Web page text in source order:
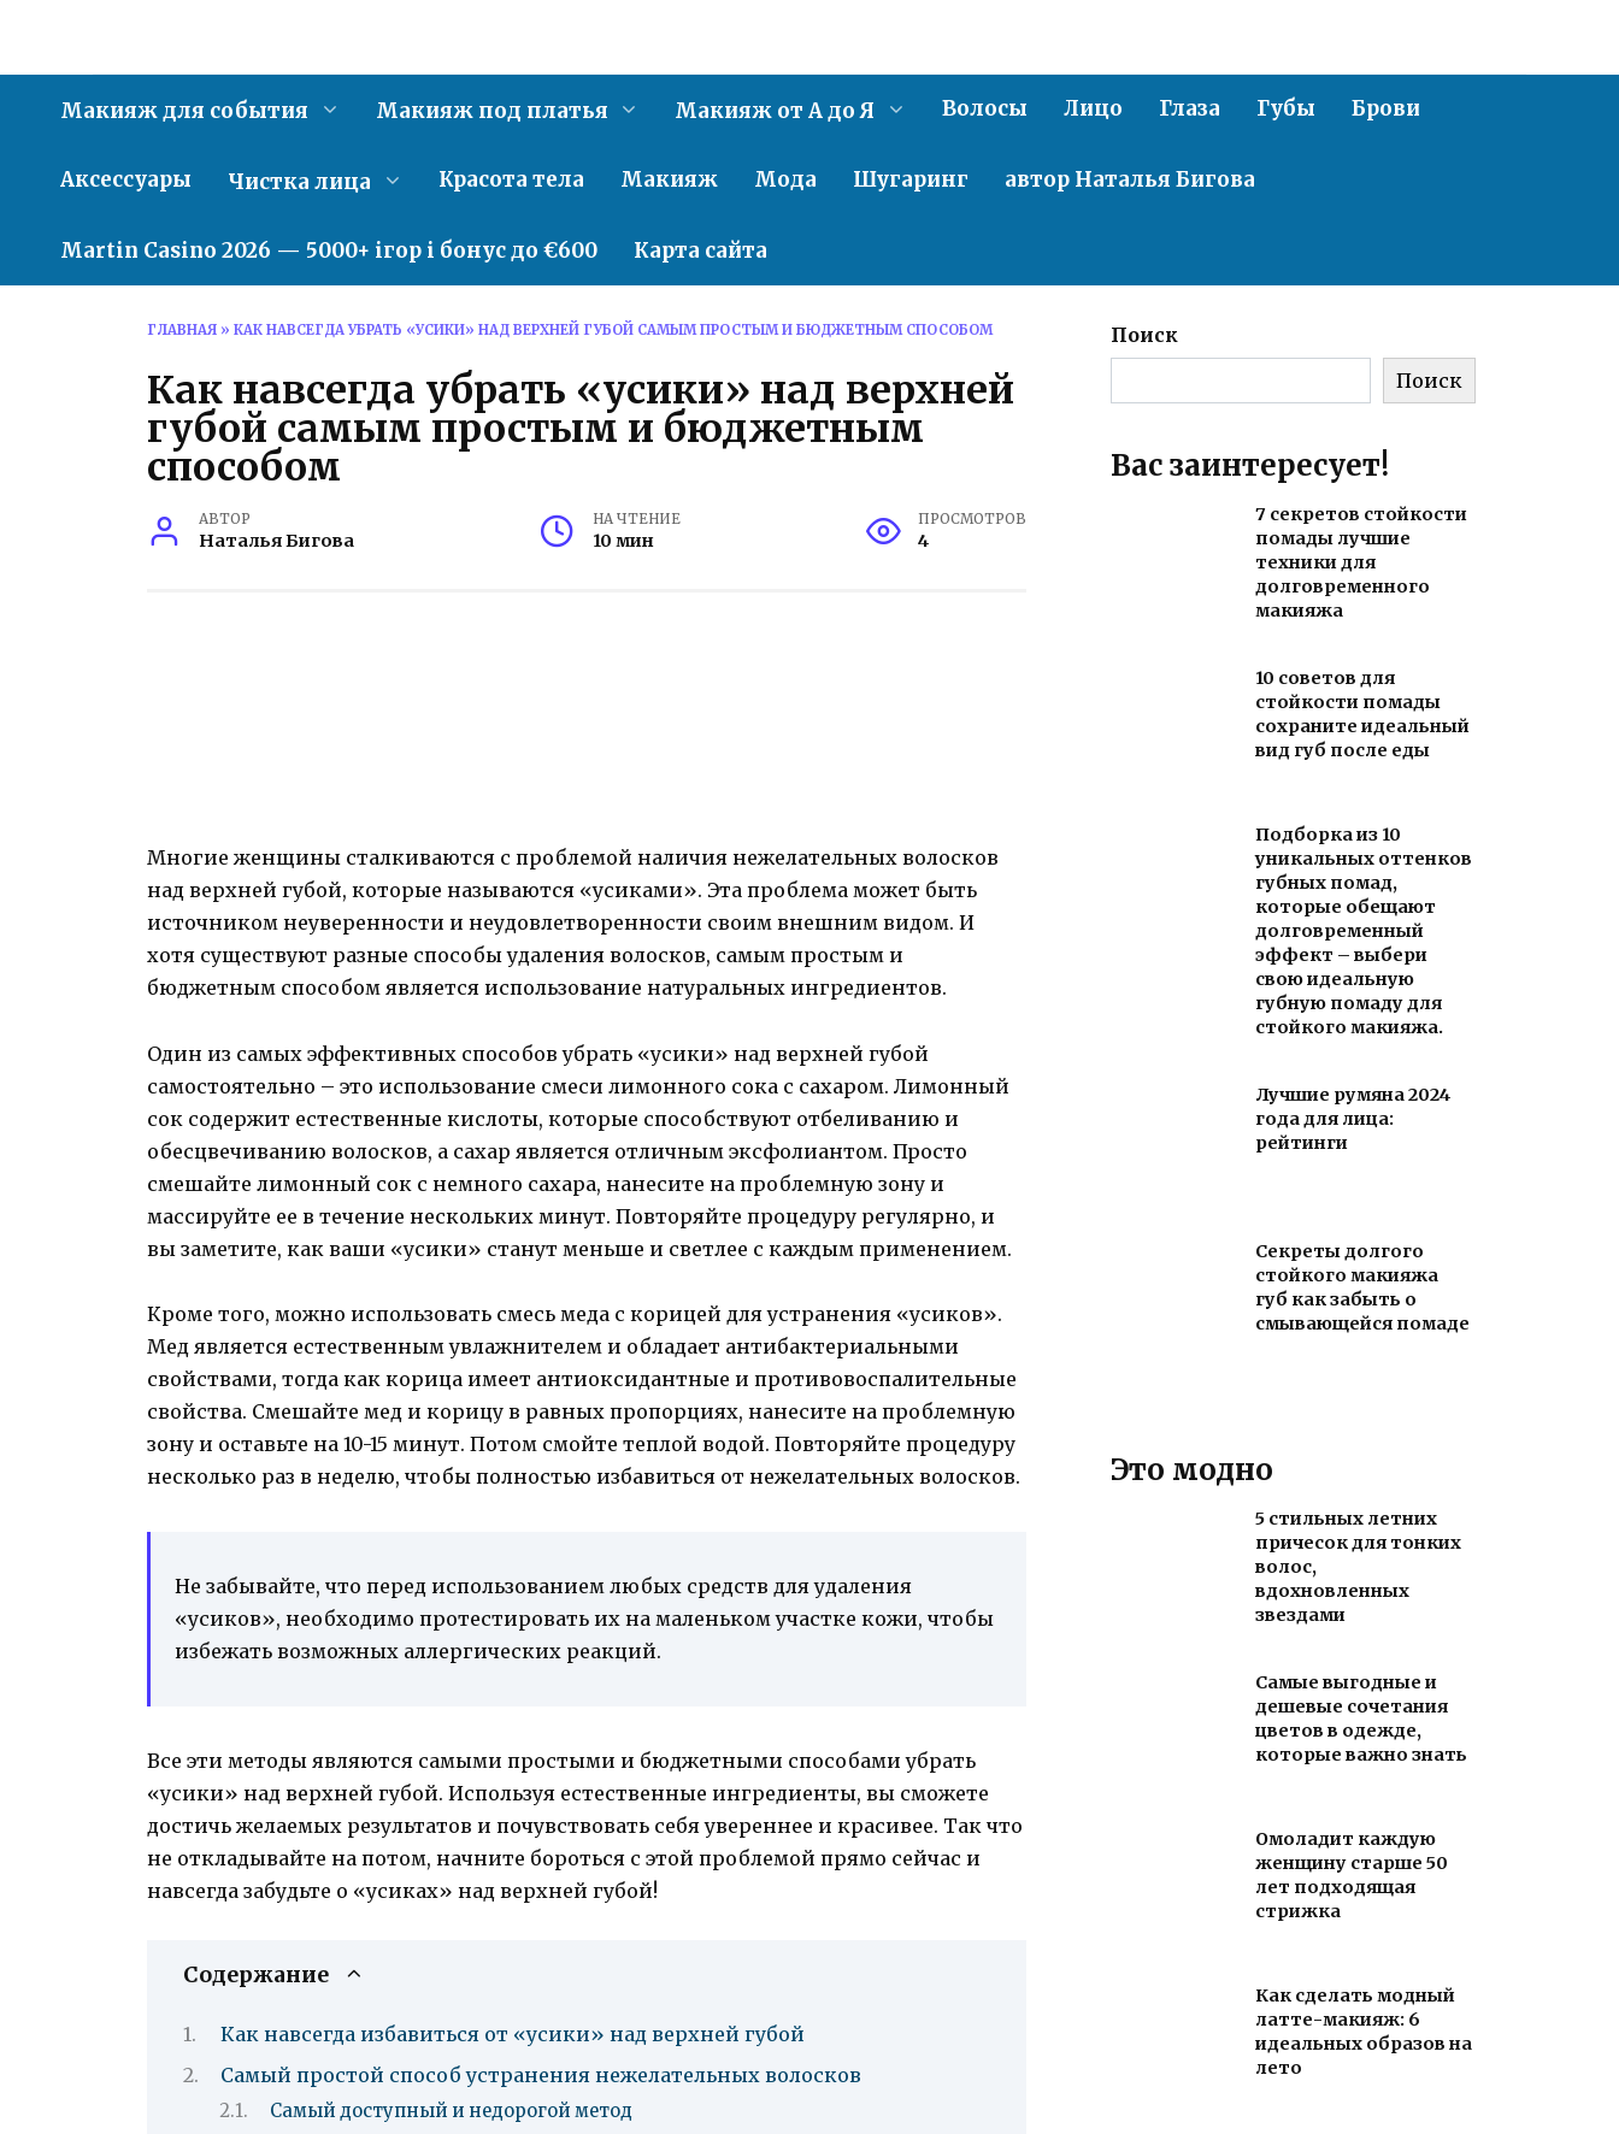
Макияж для события Макияж под платья Макияж от А до Я Волосы Лицо Глаза Губы Брови
Аксессуары Чистка лица Красота тела Макияж Мода Шугаринг автор Наталья Бигова
Martin Casino 2026 — 5000+ ігор і бонус до €600 Карта сайта
ГЛАВНАЯ » КАК НАВСЕГДА УБРАТЬ «УСИКИ» НАД ВЕРХНЕЙ ГУБОЙ САМЫМ ПРОСТЫМ И БЮДЖЕТНЫМ СПОСОБОМ
Как навсегда убрать «усики» над верхней
губой самым простым и бюджетным
способом
АВТОР
Наталья Бигова
НА ЧТЕНИЕ
10 мин
ПРОСМОТРОВ
4
Многие женщины сталкиваются с проблемой наличия нежелательных волосков
над верхней губой, которые называются «усиками». Эта проблема может быть
источником неуверенности и неудовлетворенности своим внешним видом. И
хотя существуют разные способы удаления волосков, самым простым и
бюджетным способом является использование натуральных ингредиентов.
Один из самых эффективных способов убрать «усики» над верхней губой
самостоятельно – это использование смеси лимонного сока с сахаром. Лимонный
сок содержит естественные кислоты, которые способствуют отбеливанию и
обесцвечиванию волосков, а сахар является отличным эксфолиантом. Просто
смешайте лимонный сок с немного сахара, нанесите на проблемную зону и
массируйте ее в течение нескольких минут. Повторяйте процедуру регулярно, и
вы заметите, как ваши «усики» станут меньше и светлее с каждым применением.
Кроме того, можно использовать смесь меда с корицей для устранения «усиков».
Мед является естественным увлажнителем и обладает антибактериальными
свойствами, тогда как корица имеет антиоксидантные и противовоспалительные
свойства. Смешайте мед и корицу в равных пропорциях, нанесите на проблемную
зону и оставьте на 10-15 минут. Потом смойте теплой водой. Повторяйте процедуру
несколько раз в неделю, чтобы полностью избавиться от нежелательных волосков.
Не забывайте, что перед использованием любых средств для удаления
«усиков», необходимо протестировать их на маленьком участке кожи, чтобы
избежать возможных аллергических реакций.
Все эти методы являются самыми простыми и бюджетными способами убрать
«усики» над верхней губой. Используя естественные ингредиенты, вы сможете
достичь желаемых результатов и почувствовать себя увереннее и красивее. Так что
не откладывайте на потом, начните бороться с этой проблемой прямо сейчас и
навсегда забудьте о «усиках» над верхней губой!
Содержание
Как навсегда избавиться от «усики» над верхней губой
Самый простой способ устранения нежелательных волосков
Самый доступный и недорогой метод
Поиск
Поиск
Вас заинтересует!
7 секретов стойкости
помады лучшие
техники для
долговременного
макияжа
10 советов для
стойкости помады
сохраните идеальный
вид губ после еды
Подборка из 10
уникальных оттенков
губных помад,
которые обещают
долговременный
эффект – выбери
свою идеальную
губную помаду для
стойкого макияжа.
Лучшие румяна 2024
года для лица:
рейтинги
Секреты долгого
стойкого макияжа
губ как забыть о
смывающейся помаде
Это модно
5 стильных летних
причесок для тонких
волос,
вдохновленных
звездами
Самые выгодные и
дешевые сочетания
цветов в одежде,
которые важно знать
Омоладит каждую
женщину старше 50
лет подходящая
стрижка
Как сделать модный
латте-макияж: 6
идеальных образов на
лето